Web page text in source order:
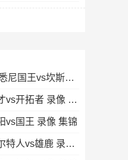
2月15日NBL(A)半决赛 悉尼国王vs坎斯大班 录像 集锦
2月15日NBA常规赛 奇才vs开拓者 录像 集锦
vs国王 录像 集锦
2月15日NBA常规赛 凯尔特人vs雄鹿 录像 集锦